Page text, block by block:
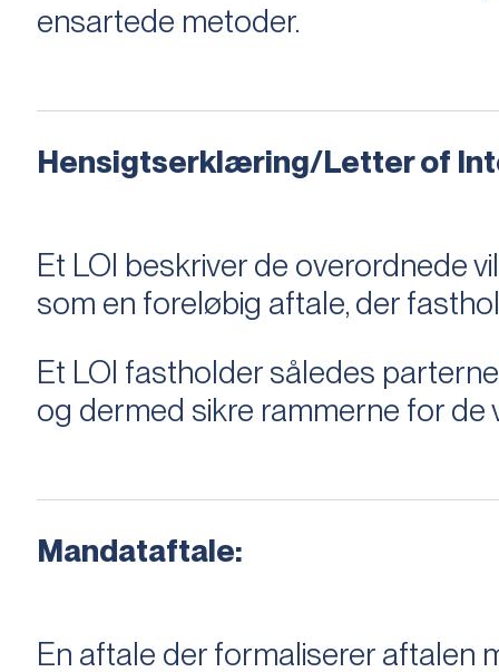
ensartede metoder.
Hensigtserklæring/Letter of
Et LOI beskriver de overordnede
som en foreløbig aftale, der
Et LOI fastholder således
og dermed sikre rammerne for de
Mandataftale:
En aftale der formaliserer